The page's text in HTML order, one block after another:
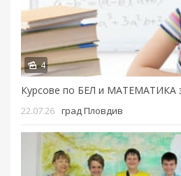
4
Курсове по БЕЛ и МАТЕМАТИКА
22.07.26 град Пловдив